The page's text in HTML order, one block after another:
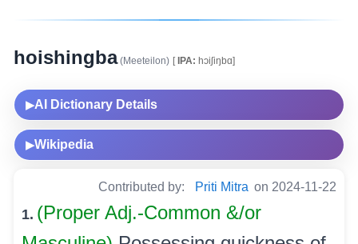
hoishingba(Meeteilon) [IPA: hɔiʃiŋbɑ]
▶AI Dictionary Details
▶Wikipedia
Contributed by: Priti Mitra on 2024-11-22
1. (Proper Adj.-Common &/or